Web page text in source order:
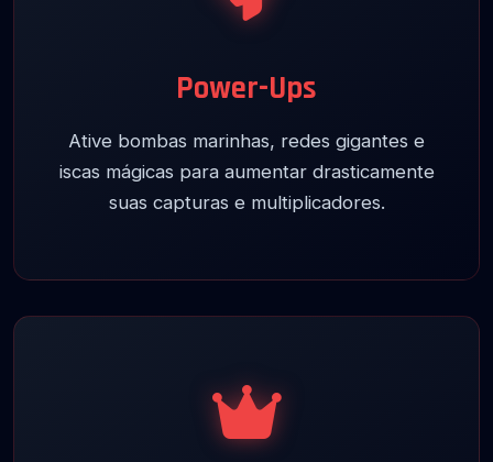
Power-Ups
Ative bombas marinhas, redes gigantes e
iscas mágicas para aumentar drasticamente
suas capturas e multiplicadores.